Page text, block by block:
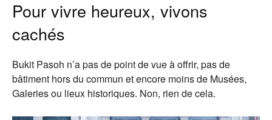
Pour vivre heureux, vivons
cachés
Bukit Pasoh n’a pas de point de vue à offrir, pas de
bâtiment hors du commun et encore moins de Musées,
Galeries ou lieux historiques. Non, rien de cela.